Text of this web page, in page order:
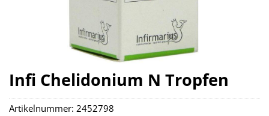
Infi Chelidonium N Tropfen
Artikelnummer: 2452798